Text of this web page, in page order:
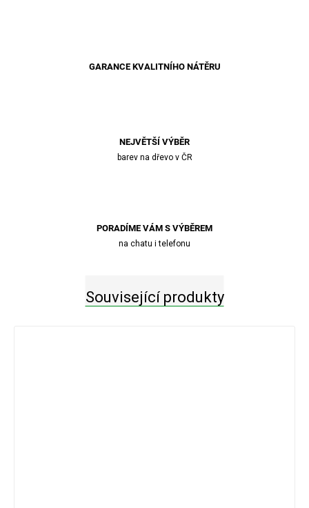
GARANCE KVALITNÍHO NÁTĚRU
NEJVĚTŠÍ VÝBĚR
barev na dřevo v ČR
PORADÍME VÁM S VÝBĚREM
na chatu i telefonu
Související produkty